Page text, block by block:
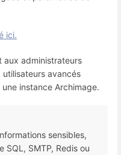
ici.
aux administrateurs
avancés
instance Archimage.
sensibles,
SQL, SMTP, Redis ou